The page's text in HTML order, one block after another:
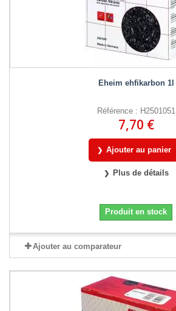
Eheim ehfikarbon 1l
Référence : H2501051
7,70 €
Ajouter au panier
Plus de détails
Produit en stock
Ajouter au comparateur